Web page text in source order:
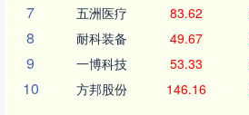
7 五洲医疗 83.62
8 耐科装备 49.67
9 一博科技 53.33
10 方邦股份 146.16